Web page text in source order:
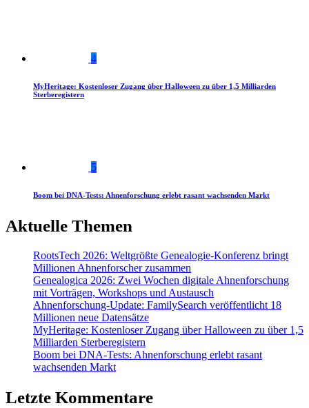
4
MyHeritage: Kostenloser Zugang über Halloween zu über 1,5 Milliarden
Sterberegistern
5
Boom bei DNA-Tests: Ahnenforschung erlebt rasant wachsenden Markt
Aktuelle Themen
RootsTech 2026: Weltgrößte Genealogie-Konferenz bringt
Millionen Ahnenforscher zusammen
Genealogica 2026: Zwei Wochen digitale Ahnenforschung
mit Vorträgen, Workshops und Austausch
Ahnenforschung-Update: FamilySearch veröffentlicht 18
Millionen neue Datensätze
MyHeritage: Kostenloser Zugang über Halloween zu über 1,5
Milliarden Sterberegistern
Boom bei DNA-Tests: Ahnenforschung erlebt rasant
wachsenden Markt
Letzte Kommentare